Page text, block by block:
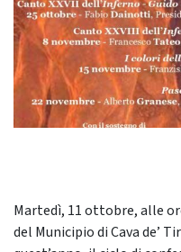
Martedì, 11 ottobre, alle
del Municipio di Cava de’